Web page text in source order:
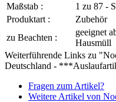
Maßstab :
1 zu 87 -
Produktart :
Zubehör
zu Beachten :
geeignet
Hausmüll
Weiterführende Links zu
Deutschland -
Fragen zum Artikel?
Weitere Artikel von